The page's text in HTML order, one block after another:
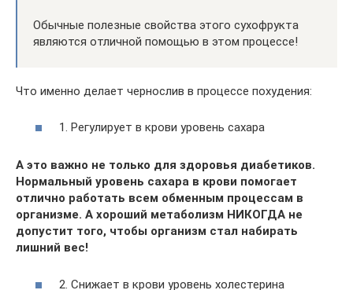
Обычные полезные свойства этого сухофрукта
являются отличной помощью в этом процессе!
Что именно делает чернослив в процессе похудения:
1. Регулирует в крови уровень сахара
А это важно не только для здоровья диабетиков.
Нормальный уровень сахара в крови помогает
отлично работать всем обменным процессам в
организме. А хороший метаболизм НИКОГДА не
допустит того, чтобы организм стал набирать
лишний вес!
2. Снижает в крови уровень холестерина